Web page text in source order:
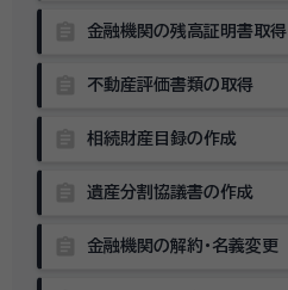
金融機関の残高証明書取得
不動産評価書類の取得
相続財産目録の作成
遺産分割協議書の作成
金融機関の解約・名義変更